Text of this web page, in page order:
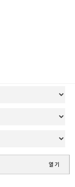
열기